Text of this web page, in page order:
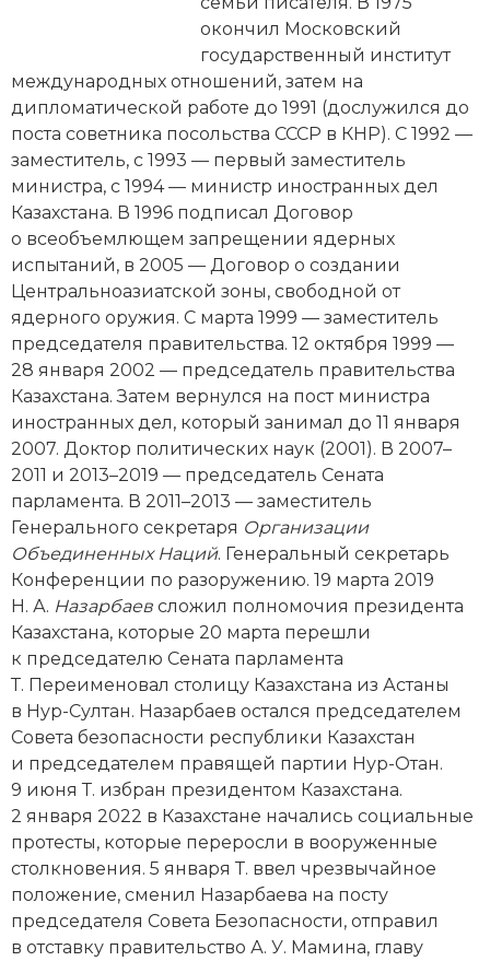
Генеалогия, геральдика
Государство и право
Европа
Историческая география и топонимика
История материальной и духовной культуры
История международных отношений
История, философия, теория и методология
исторического знания
Итория международных отношений
Латинская Америка
Новая история
Новейшая история
Нумизматика
Образование
Общественные объединения и организации
Политическая история
Революции и народные движения
Религия и церковь
Россия
Северная Америка
окончил Московский
государственный институт
международных отношений, затем на
дипломатической работе до 1991 (дослужился до
поста советника посольства СССР в КНР). С 1992 —
заместитель, с 1993 — первый заместитель
министра, с 1994 — министр иностранных дел
Казахстана. В 1996 подписал Договор
о всеобъемлющем запрещении ядерных
испытаний, в 2005 — Договор о создании
Центральноазиатской зоны, свободной от
ядерного оружия. С марта 1999 — заместитель
председателя правительства. 12 октября 1999 —
28 января 2002 — председатель правительства
Казахстана. Затем вернулся на пост министра
иностранных дел, который занимал до 11 января
2007. Доктор политических наук (2001). В 2007–
2011 и 2013–2019 — председатель Сената
парламента. В 2011–2013 — заместитель
Генерального секретаря Организации
Объединенных Наций. Генеральный секретарь
Конференции по разоружению. 19 марта 2019
Н. А. Назарбаев сложил полномочия президента
Казахстана, которые 20 марта перешли
к председателю Сената парламента
Т. Переименовал столицу Казахстана из Астаны
в Нур-Султан. Назарбаев остался председателем
Совета безопасности республики Казахстан
и председателем правящей партии Нур-Отан.
9 июня Т. избран президентом Казахстана.
2 января 2022 в Казахстане начались социальные
протесты, которые переросли в вооруженные
столкновения. 5 января Т. ввел чрезвычайное
положение, сменил Назарбаева на посту
председателя Совета Безопасности, отправил
в отставку правительство А. У. Мамина, главу